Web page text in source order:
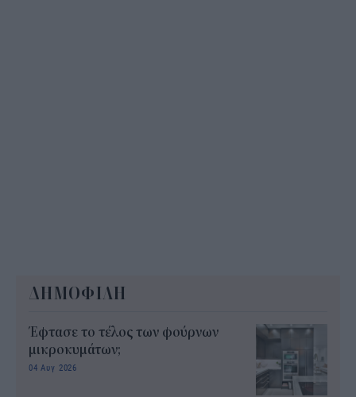
ΔΗΜΟΦΙΛΗ
Έφτασε το τέλος των φούρνων
μικροκυμάτων;
04 Αυγ 2026